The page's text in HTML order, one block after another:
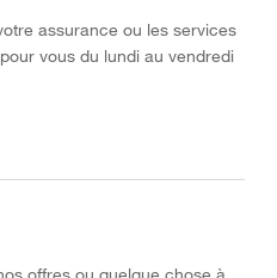
assurance ou les services
vous du lundi au vendredi